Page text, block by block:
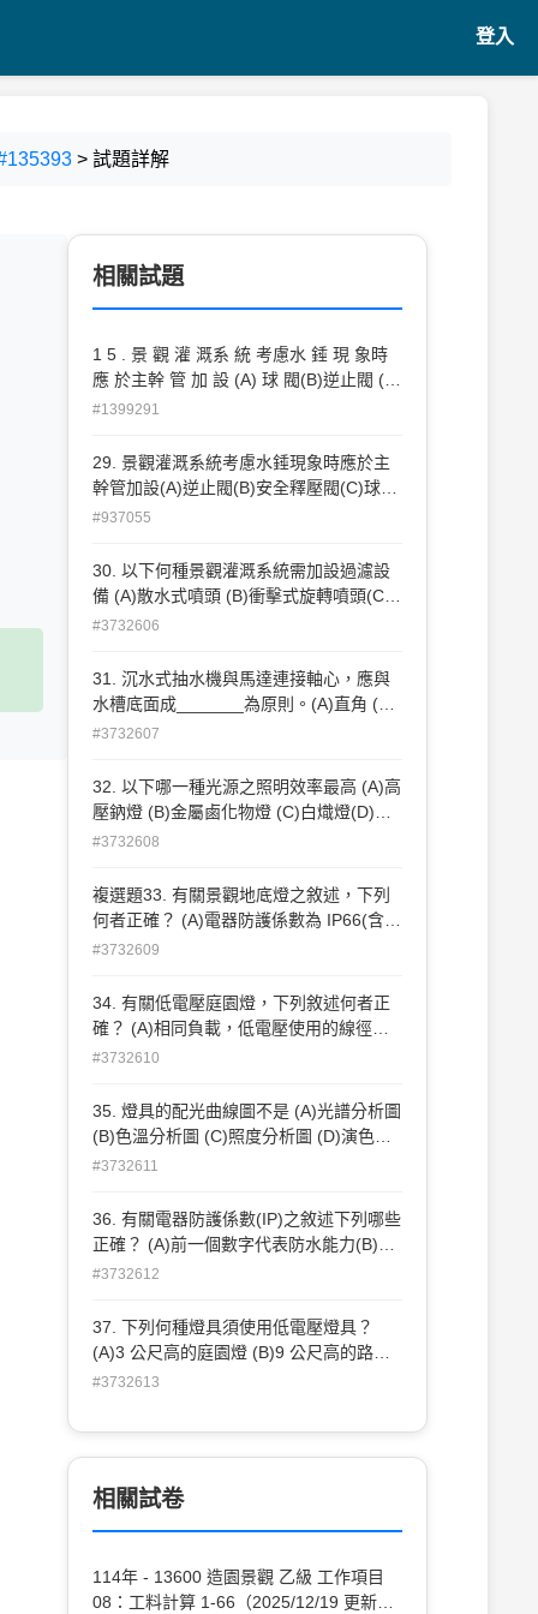
登入
> 試題詳解
相關試題
1 5 . 景 觀 灌 溉系 統 考慮水 錘 現 象時
應 於主幹 管 加 設 (A) 球 閥(B)逆止閥 (C)
安 全 釋壓閥 (D) 電 磁閥 。
#1399291
29. 景觀灌溉系統考慮水錘現象時應於主
幹管加設(A)逆止閥(B)安全釋壓閥(C)球閥
(D)電磁閥。
#937055
30. 以下何種景觀灌溉系統需加設過濾設
備 (A)散水式噴頭 (B)衝擊式旋轉噴頭(C)
滴灌系統 (D)均無需設置 。
#3732606
31. 沉水式抽水機與馬達連接軸心，應與
水槽底面成_______為原則。(A)直角 (B)
水平 (C)平行(D)任意角度
#3732607
32. 以下哪一種光源之照明效率最高 (A)高
壓鈉燈 (B)金屬鹵化物燈 (C)白熾燈(D)螢
光燈 。
#3732608
複選題33. 有關景觀地底燈之敘述，下列
何者正確？ (A)電器防護係數為 IP66(含)
以上 (B)為安全考量最好使用低電壓燈具
筒，將可方便維修 。
#3732609
34. 有關低電壓庭園燈，下列敘述何者正
確？ (A)相同負載，低電壓使用的線徑較
高電壓為大 (B)低電壓庭園燈可 DIY 自行
燈使用之電壓以 12V 及 24V 較多 (D)低電
壓庭園燈使用的光源以氣體放電燈居多 。
#3732610
35. 燈具的配光曲線圖不是 (A)光譜分析圖
(B)色溫分析圖 (C)照度分析圖 (D)演色性
分析圖 。
#3732611
36. 有關電器防護係數(IP)之敘述下列哪些
正確？ (A)前一個數字代表防水能力(B)後
一個數字代表防塵能力 (C)IP68 是防水防
範 。
#3732612
37. 下列何種燈具須使用低電壓燈具？
(A)3 公尺高的庭園燈 (B)9 公尺高的路燈
(C)水底燈 (D)地底燈 。
#3732613
相關試卷
114年 - 13600 造園景觀 乙級 工作項目
08：工料計算 1-66（2025/12/19 更新）